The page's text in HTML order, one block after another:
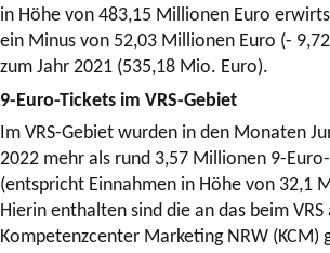
in Höhe von 483,15 Millionen Euro
ein Minus von 52,03 Millionen Euro (-
zum Jahr 2021 (535,18 Mio. Euro).
9-Euro-Tickets im VRS-Gebiet
Im VRS-Gebiet wurden in den Monaten
2022 mehr als rund 3,57 Millionen 9-
(entspricht Einnahmen in Höhe von 32,1
Hierin enthalten sind die an das beim
Kompetenzcenter Marketing NRW (KCM)